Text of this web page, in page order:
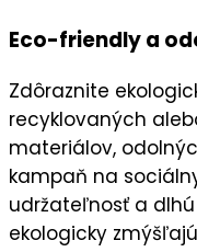
Eco-friendly a
Zdôraznite
recyklovaných
materiálov,
kampaň na
udržateľnosťa dlhú
ekologicky